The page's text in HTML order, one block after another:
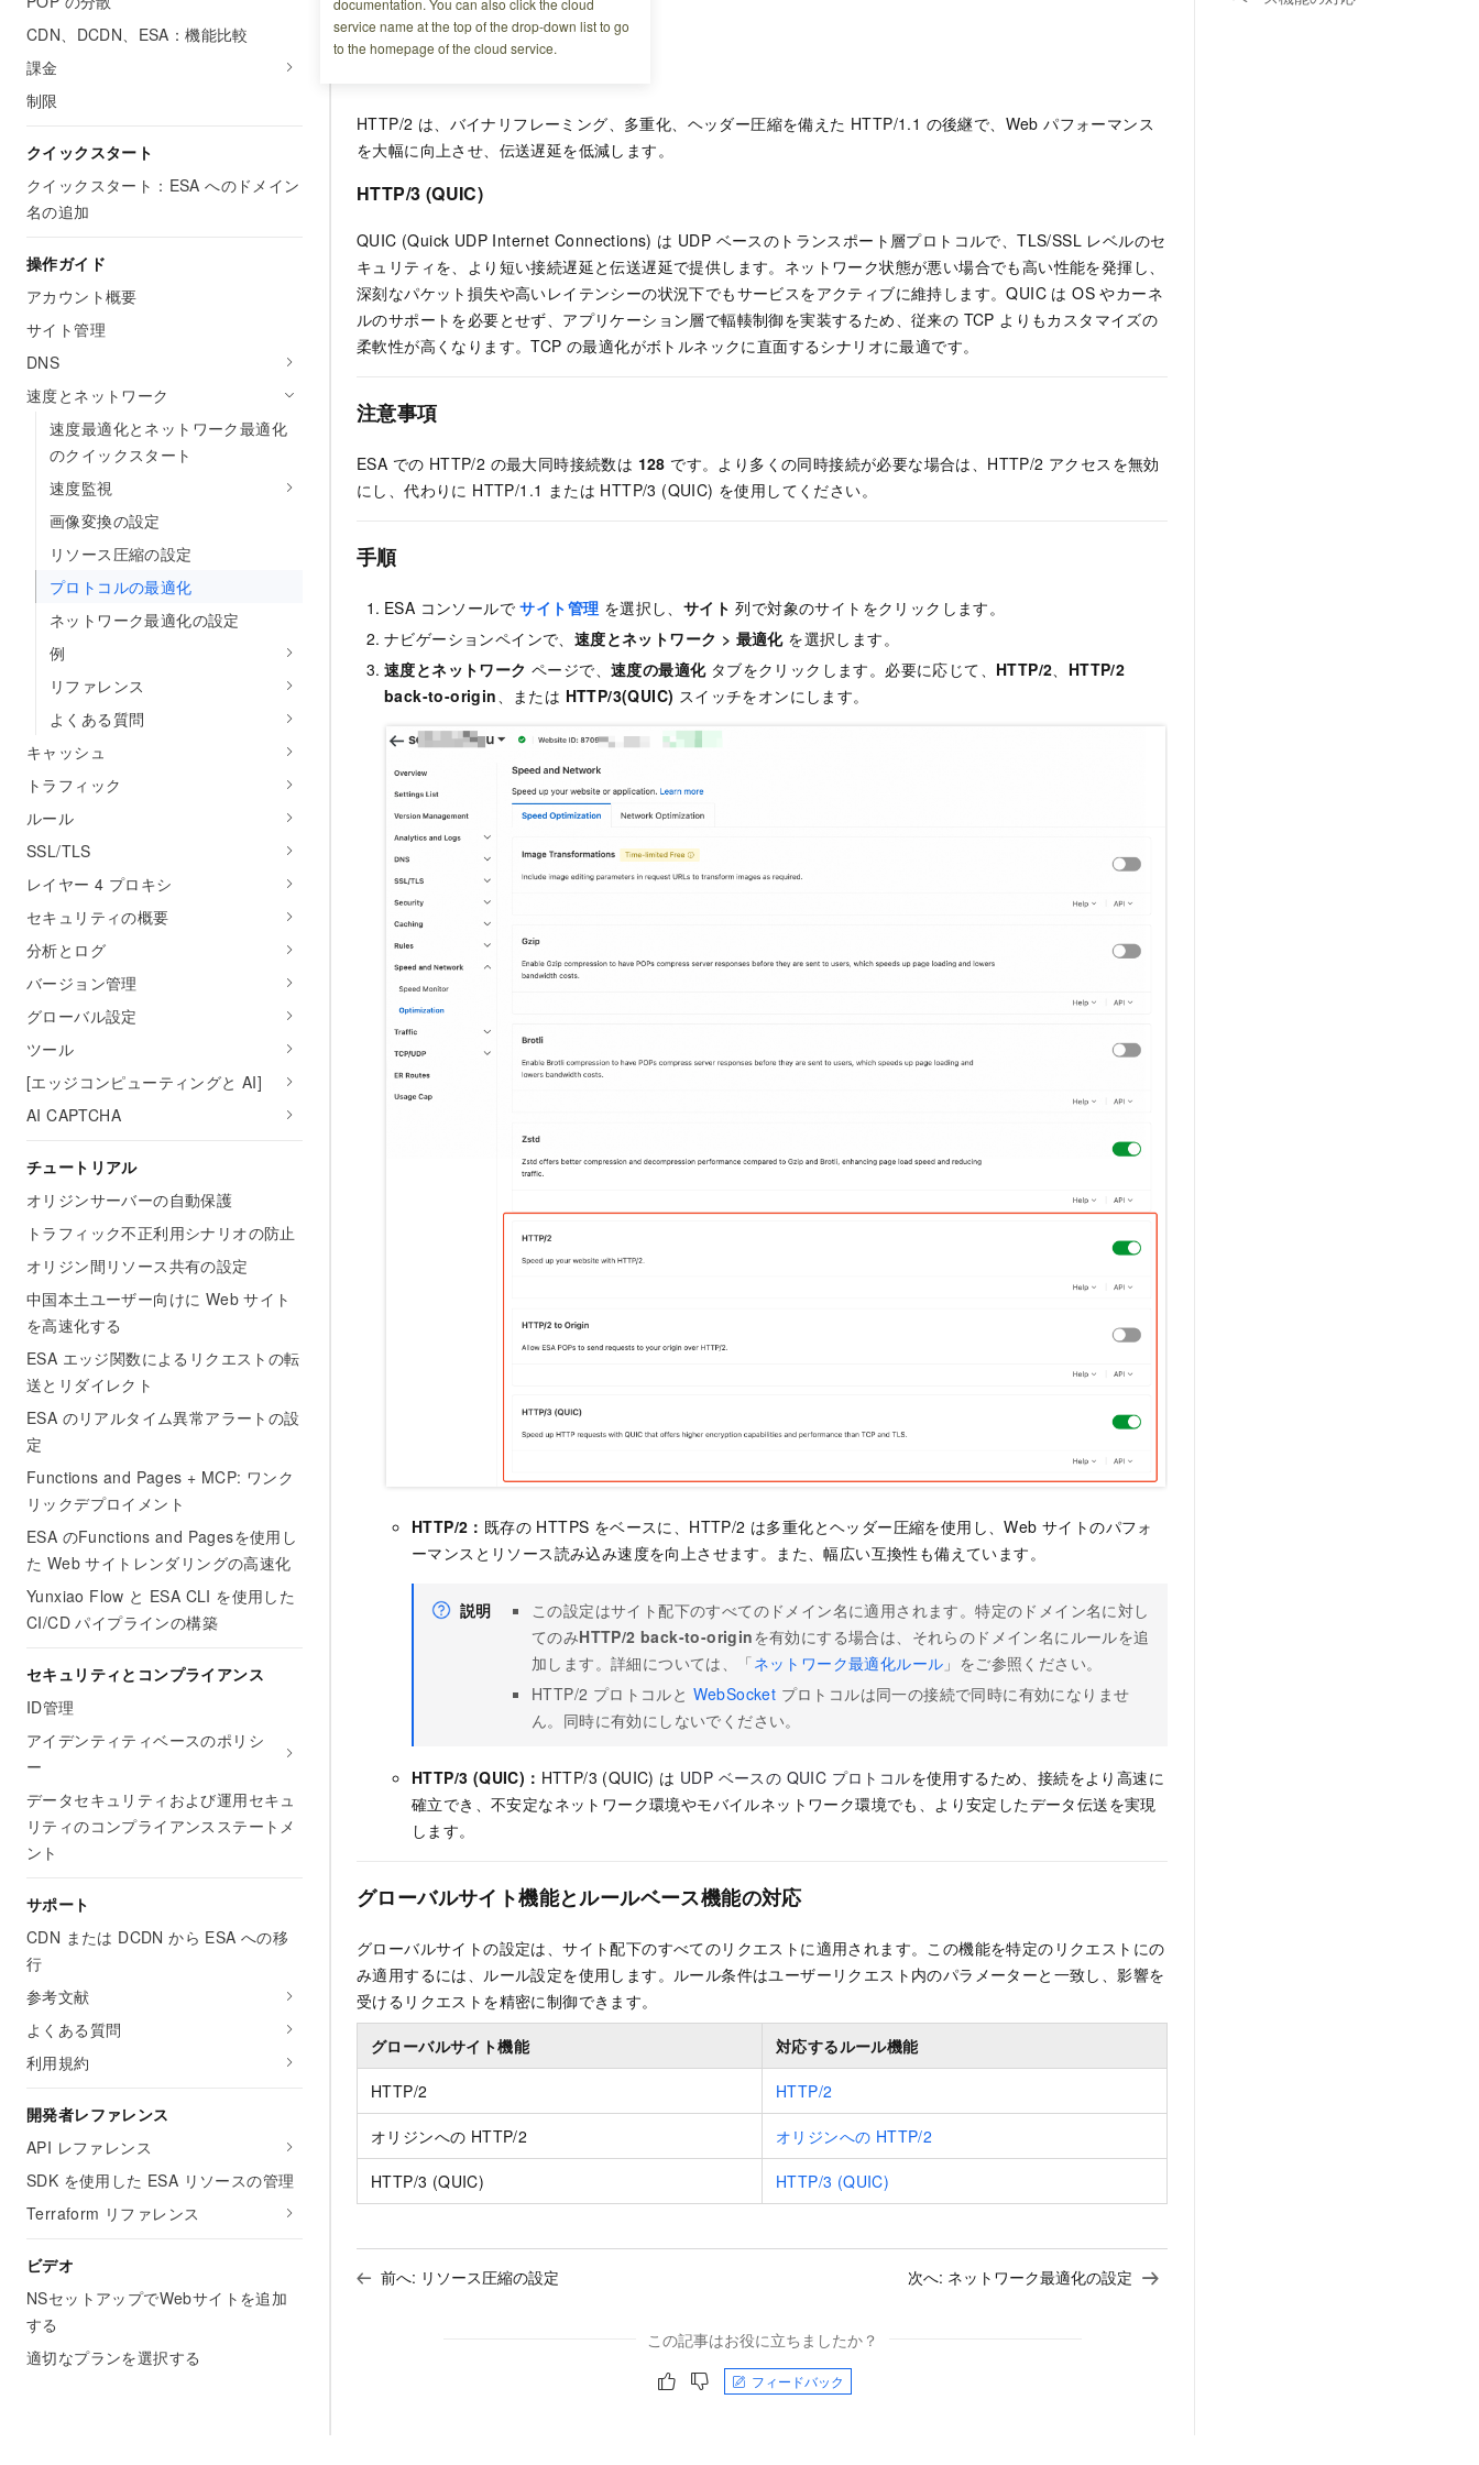
documentation. You can also click the cloud
service name at the top of the drop-down list to go
to the homepage of the cloud service.
CDN、DCDN、ESA：機能比較
課金
制限
クイックスタート
クイックスタート：ESA へのドメイン
名の追加
操作ガイド
アカウント概要
サイト管理
DNS
速度とネットワーク
速度最適化とネットワーク最適化
のクイックスタート
速度監視
画像変換の設定
リソース圧縮の設定
プロトコルの最適化
ネットワーク最適化の設定
例
リファレンス
よくある質問
キャッシュ
トラフィック
ルール
SSL/TLS
レイヤー 4 プロキシ
セキュリティの概要
分析とログ
バージョン管理
グローバル設定
ツール
[エッジコンピューティングと AI]
AI CAPTCHA
チュートリアル
オリジンサーバーの自動保護
トラフィック不正利用シナリオの防止
オリジン間リソース共有の設定
中国本土ユーザー向けに Web サイト
を高速化する
ESA エッジ関数によるリクエストの転
送とリダイレクト
ESA のリアルタイム異常アラートの設
定
Functions and Pages + MCP: ワンク
リックデプロイメント
ESA のFunctions and Pagesを使用し
た Web サイトレンダリングの高速化
Yunxiao Flow と ESA CLI を使用した
CI/CD パイプラインの構築
セキュリティとコンプライアンス
ID管理
アイデンティティベースのポリシ
ー
データセキュリティおよび運用セキュ
リティのコンプライアンスステートメ
ント
サポート
CDN または DCDN から ESA への移
行
参考文献
よくある質問
利用規約
開発者レファレンス
API レファレンス
SDK を使用した ESA リソースの管理
Terraform リファレンス
ビデオ
NSセットアップでWebサイトを追加
する
適切なプランを選択する
背景情報
HTTP/2 は、バイナリフレーミング、多重化、ヘッダー圧縮を備えた HTTP/1.1 の後継で、Web パフォーマンス
を大幅に向上させ、伝送遅延を低減します。
HTTP/3 (QUIC)
QUIC (Quick UDP Internet Connections) は UDP ベースのトランスポート層プロトコルで、TLS/SSL レベルのセ
キュリティを、より短い接続遅延と伝送遅延で提供します。ネットワーク状態が悪い場合でも高い性能を発揮し、
深刻なパケット損失や高いレイテンシーの状況下でもサービスをアクティブに維持します。QUIC は OS やカーネ
ルのサポートを必要とせず、アプリケーション層で輻輳制御を実装するため、従来の TCP よりもカスタマイズの
柔軟性が高くなります。TCP の最適化がボトルネックに直面するシナリオに最適です。
注意事項
ESA での HTTP/2 の最大同時接続数は 128 です。より多くの同時接続が必要な場合は、HTTP/2 アクセスを無効
にし、代わりに HTTP/1.1 または HTTP/3 (QUIC) を使用してください。
手順
ESA コンソールでサイト管理 を選択し、 サイト 列で対象のサイトをクリックします。
ナビゲーションペインで、 速度とネットワーク > 最適化を選択します。
速度とネットワーク ページで、速度の最適化タブをクリックします。必要に応じて、 HTTP/2
HTTP/2
back-to-origin 、または HTTP/3(QUIC) スイッチをオンにします。
HTTP/2： 既存の HTTPS をベースに、HTTP/2 は多重化とヘッダー圧縮を使用し、Web サイトのパフォ
ーマンスとリソース読み込み速度を向上させます。また、幅広い互換性も備えています。
説明
この設定はサイト配下のすべてのドメイン名に適用されます。特定のドメイン名に対し
てのみHTTP/2 back-to-originを有効にする場合は、それらのドメイン名にルールを追
加します。詳細については、「ネットワーク最適化ルール 」をご参照ください。
HTTP/2 プロトコルと WebSocket プロトコルは同一の接続で同時に有効になりませ
ん。同時に有効にしないでください。
HTTP/3 (QUIC)： HTTP/3 (QUIC) は UDP ベースの QUIC プロトコルを使用するため、接続をより高速に
確立でき、不安定なネットワーク環境やモバイルネットワーク環境でも、より安定したデータ伝送を実現
します。
グローバルサイト機能とルールベース機能の対応
グローバルサイトの設定は、サイト配下のすべてのリクエストに適用されます。この機能を特定のリクエストにの
み適用するには、ルール設定を使用します。ルール条件はユーザーリクエスト内のパラメーターと一致し、影響を
受けるリクエストを精密に制御できます。
グローバルサイト機能 対応するルール機能
HTTP/2 HTTP/2
オリジンへの HTTP/2 オリジンへの HTTP/2
HTTP/3 (QUIC) HTTP/3 (QUIC)
前へ: リソース圧縮の設定 次へ: ネットワーク最適化の設定
この記事はお役に立ちましたか？
フィードバック